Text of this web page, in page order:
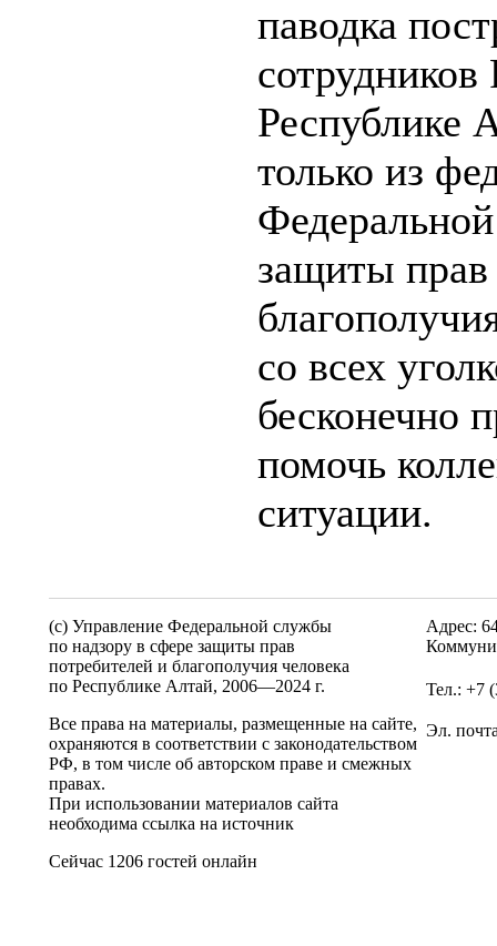
паводка
сотрудников
Республике
только из
защиты прав
со всех
бесконечно
помочь
ситуации.
(c) Управление Федеральной службы
по надзору в сфере защиты прав
потребителей и благополучия человека
по Республике Алтай, 2006—2024 г.
Все права на материалы, размещенные на сайте,
охраняются в соответствии с законодательством
РФ, в том числе об авторском праве и смежных
правах.
При использовании материалов сайта
необходима ссылка на источник
Сейчас 1206 гостей онлайн
Адрес:
Тел.: +7
Эл.